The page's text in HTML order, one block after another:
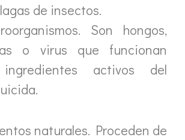
de insectos.
Son hongos,
o virus que funcionan
activos del
naturales. Proceden de